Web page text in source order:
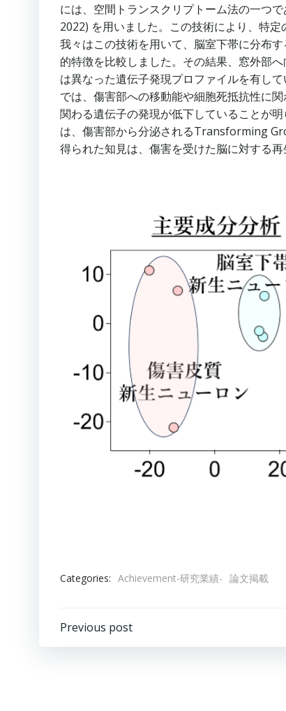
には、空間トランスクリプトーム法の一つ
2022) を用いました。この技術により、特
我々はこの技術を用いて、脳室下帯に分布
的特徴を比較しました。その結果、窓外部
は異なった遺伝子発現プロファイルを有し
では、傷害部への移動能や細胞死抵抗性に
関わる遺伝子の発現が低下していることが
は、傷害部から分泌されるTransforming
得られた知見は、傷害を受けた脳に対する
Categories: Achievement-研究業績- 論文掲載
Post
Previous post